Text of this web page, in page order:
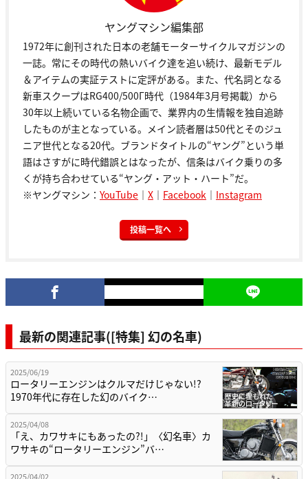
ヤングマシン編集部
1972年に創刊された日本の老舗モーターサイクルマガジンの
一誌。常にその時代の熱いバイク達を追い続け、最新モデル
＆アイテムの実証テストに定評がある。また、代名詞となる
新車スクープはRG400/500Γ時代（1984年3月号掲載）から
30年以上続いている名物企画で、業界内の生情報を独自追跡
したものが主となっている。メイン読者層は50代とそのジュ
ニア世代となる20代。ブランドタイトルの“ヤング”という単
語はさすがに時代錯誤とはなったが、信条はバイク乗りの多
くが持ち合わせている“ヤング・アット・ハート”だ。
※ヤングマシン： YouTube ｜ X ｜ Facebook ｜ Instagram
投稿一覧へ
最新の関連記事([特集] 幻の名車)
2025/06/19
ロータリーエンジンはクルマだけじゃない!?
1970年代に存在した幻のバイク…
2025/04/08
「え、カワサキにもあったの?!」〈幻名車〉カ
ワサキの“ロータリーエンジン”バ…
2025/04/02